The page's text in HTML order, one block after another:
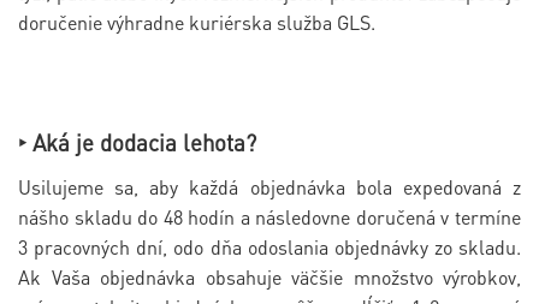
doručenie výhradne kuriérska služba GLS.
‣ Aká je dodacia lehota?
Usilujeme sa, aby každá objednávka bola expedovaná z
nášho skladu do 48 hodín a následovne doručená v termíne
3 pracovných dní, odo dňa odoslania objednávky zo skladu.
Ak Vaša objednávka obsahuje väčšie množstvo výrobkov,